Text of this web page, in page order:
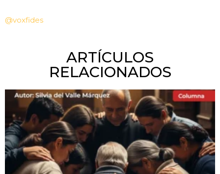
@voxfides
ARTÍCULOS
RELACIONADOS